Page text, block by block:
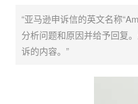
“亚马逊申诉信的英文名称
分析问题和原因并给予回复
诉的内容。”